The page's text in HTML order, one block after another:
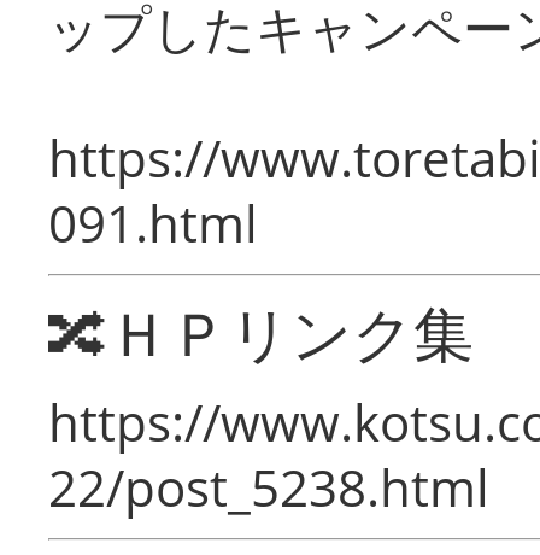
ップしたキャンペー
https://
091.html
🔀ＨＰリンク集
https://
22/post_5238.html